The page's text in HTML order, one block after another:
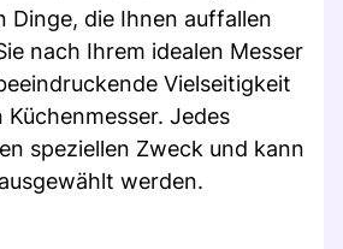
Dinge, die Ihnen auffallen
nach Ihrem idealen Messer
Vielseitigkeit
Küchenmesser. Jedes
speziellen Zweck und kann
werden.